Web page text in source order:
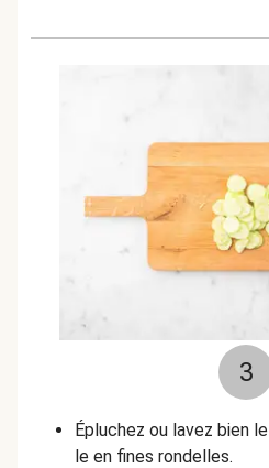
3
Épluchez ou lavez bien le
le en fines rondelles.